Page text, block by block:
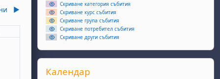
▶︎
2 майнеделя, 3 май
Скриване категория събития
Скриване курс събития
Скриване група събития
Скриване потребител събития
Скриване други събития
Прескочи Календар
Календар